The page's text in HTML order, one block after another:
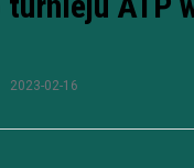
2023-02-16